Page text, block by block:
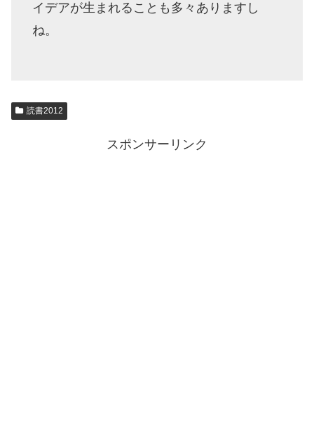
イデアが生まれることも多々ありますし
ね。
読書2012
スポンサーリンク